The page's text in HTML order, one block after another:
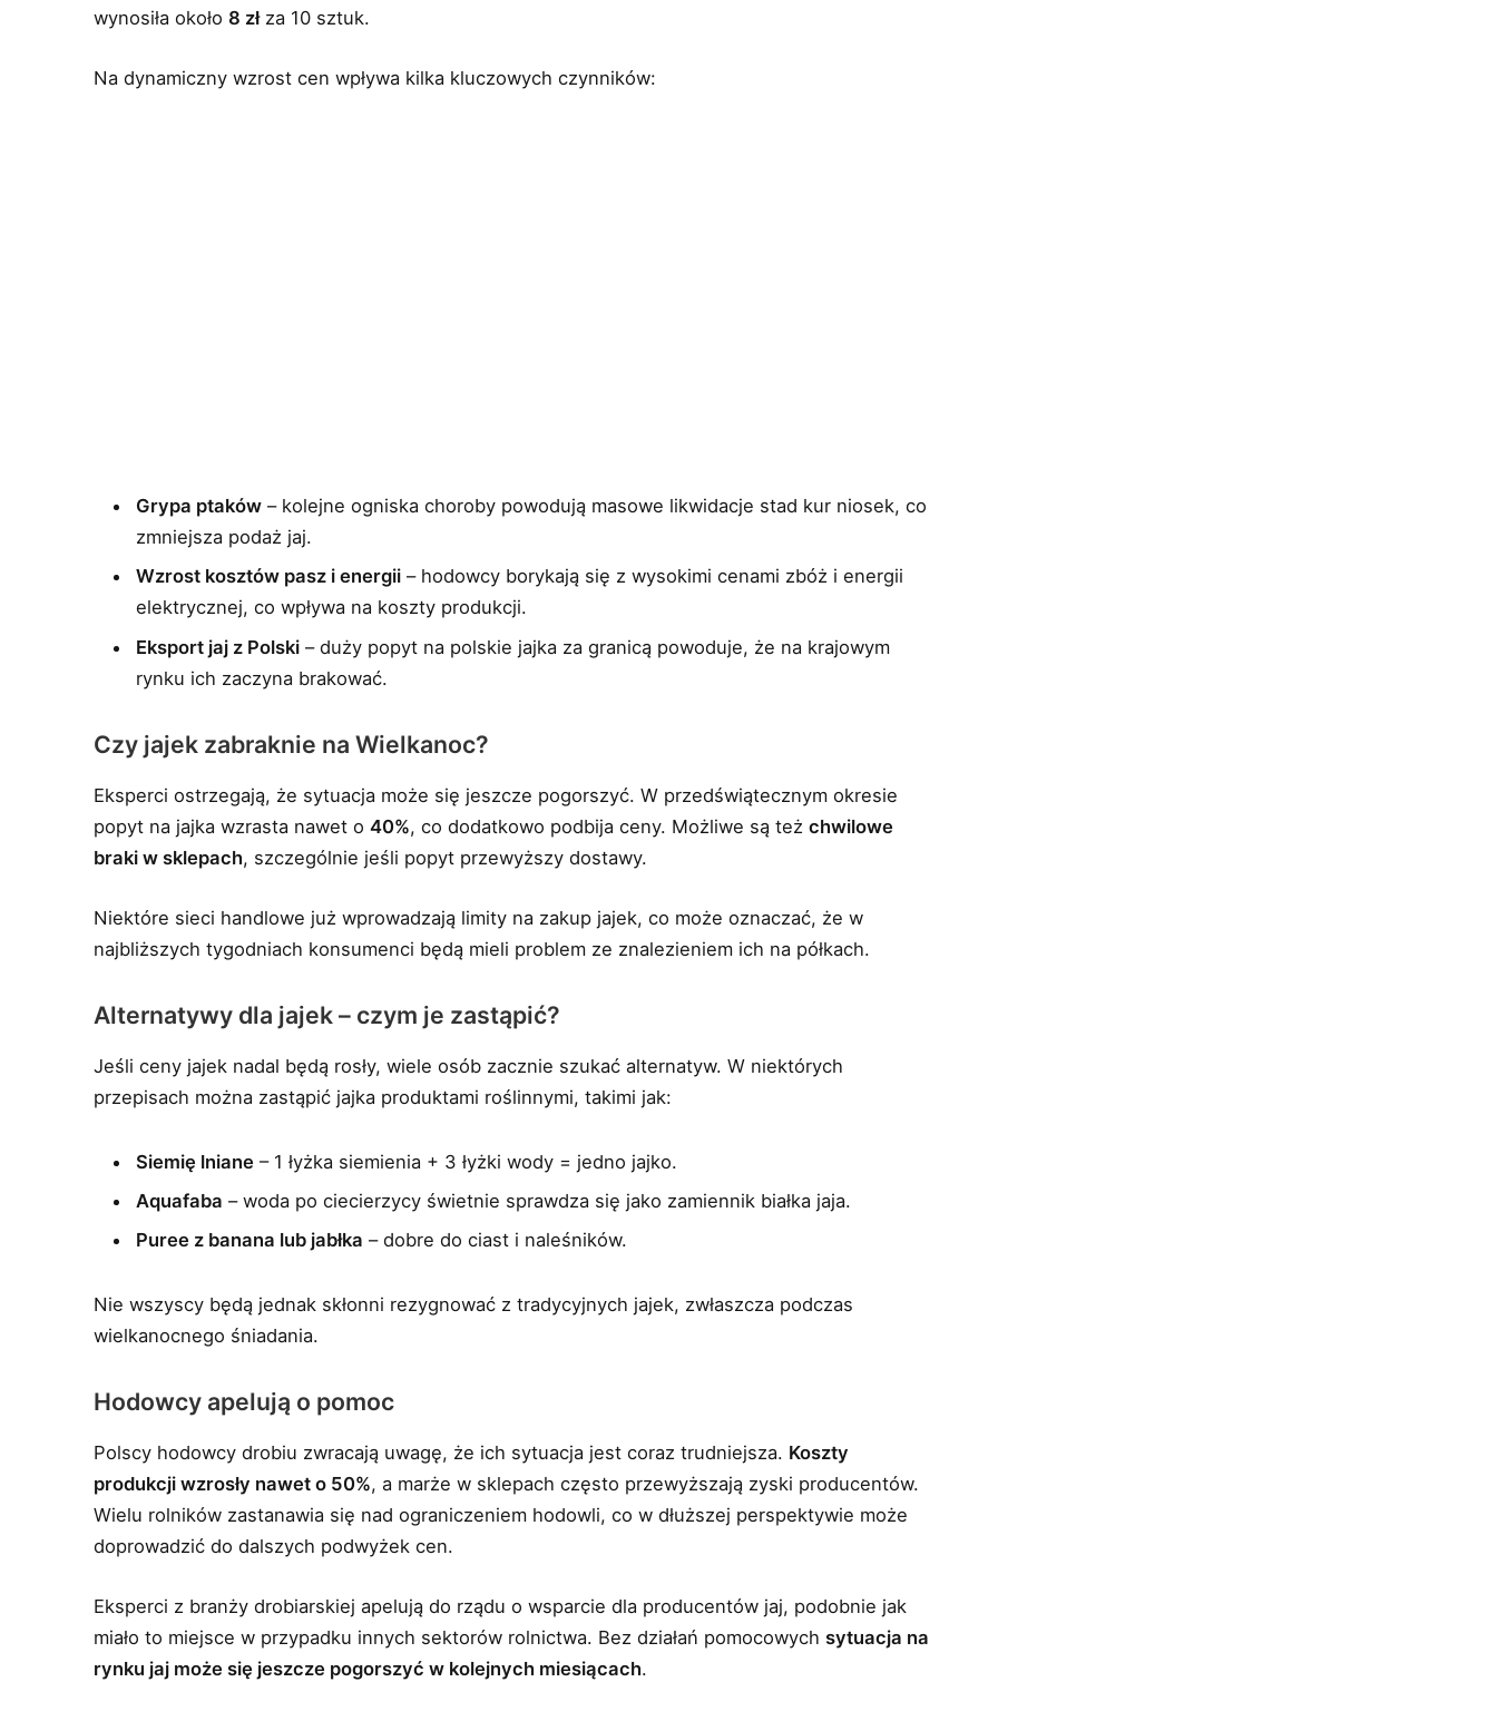
wynosiła około 8 złza 10 sztuk.
Na dynamiczny wzrost cen wpływa kilka kluczowych czynników:
Grypa ptaków – kolejne ogniska choroby powodują masowe likwidacje stad kur niosek, co
zmniejsza podaż jaj.
Wzrost kosztów pasz i energii – hodowcy borykają się z wysokimi cenami zbóż i energii
elektrycznej, co wpływa na koszty produkcji.
Eksport jaj z Polski – duży popyt na polskie jajka za granicą powoduje, że na krajowym
rynku ich zaczyna brakować.
Czy jajek zabraknie na Wielkanoc?
Eksperci ostrzegają, że sytuacja może się jeszcze pogorszyć. W przedświątecznym okresie
popyt na jajka wzrasta nawet o40%, co dodatkowo podbija ceny. Możliwe są teżchwilowe
braki w sklepach, szczególnie jeśli popyt przewyższy dostawy.
Niektóre sieci handlowe już wprowadzają limity na zakup jajek, co może oznaczać, że w
najbliższych tygodniach konsumenci będą mieli problem ze znalezieniem ich na półkach.
Alternatywy dla jajek – czym je zastąpić?
Jeśli ceny jajek nadal będą rosły, wiele osób zacznie szukać alternatyw. W niektórych
przepisach można zastąpić jajka produktami roślinnymi, takimi jak:
Siemię lniane – 1 łyżka siemienia + 3 łyżki wody = jedno jajko.
Aquafaba – woda po ciecierzycy świetnie sprawdza się jako zamiennik białka jaja.
Puree z banana lub jabłka – dobre do ciast i naleśników.
Nie wszyscy będą jednak skłonni rezygnować z tradycyjnych jajek, zwłaszcza podczas
wielkanocnego śniadania.
Hodowcy apelują o pomoc
Polscy hodowcy drobiu zwracają uwagę, że ich sytuacja jest coraz trudniejsza. Koszty
produkcji wzrosły nawet o 50%, a marże w sklepach często przewyższają zyski producentów.
Wielu rolników zastanawia się nad ograniczeniem hodowli, co w dłuższej perspektywie może
doprowadzić do dalszych podwyżek cen.
Eksperci z branży drobiarskiej apelują do rządu o wsparcie dla producentów jaj, podobnie jak
miało to miejsce w przypadku innych sektorów rolnictwa. Bez działań pomocowychsytuacja na
rynku jaj może się jeszcze pogorszyć w kolejnych miesiącach.